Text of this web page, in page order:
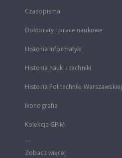
Czasopisma
Doktoraty i prace naukowe
Historia informatyki
Historia nauki i techniki
Historia Politechniki Warszawskiej
Ikonografia
Kolekcja GPiM
...
Zobacz więcej